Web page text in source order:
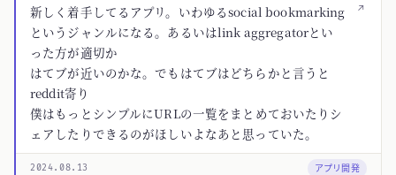
↗
新しく着手してるアプリ。いわゆるsocial bookmarking
というジャンルになる。あるいはlink aggregatorとい
った方が適切か
はてブが近いのかな。でもはてブはどちらかと言うと
reddit寄り
僕はもっとシンプルにURLの一覧をまとめておいたりシ
ェアしたりできるのがほしいよなあと思っていた。
2024.08.13 アプリ開発